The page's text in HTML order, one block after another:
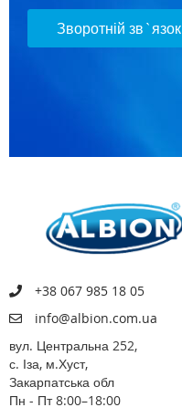
Зворотній зв`язок
+38 067 985 18 05
info@albion.com.ua
вул. Центральна 252,
с. Іза, м.Хуст,
Закарпатська обл
Пн - Пт 8:00–18:00